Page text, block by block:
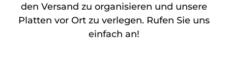
den Versand zu organisieren und unsere
Platten vor Ort zu verlegen. Rufen Sie uns
einfach an!